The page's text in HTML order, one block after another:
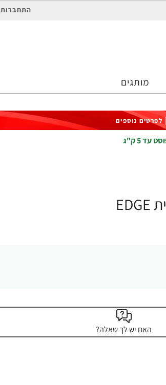
התחברות
מותגים
לפרטים נוספים
האם יש לך שאלה?